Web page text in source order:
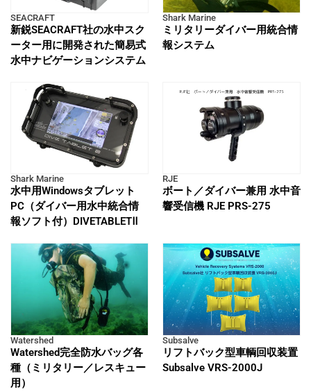
SEACRAFT
新鋭SEACRAFT社の水中スク
ーター用に開発された簡易式
水中ナビゲーションシステム
Shark Marine
ミリタリーダイバー用統合情
報システム
Shark Marine
水中用Windowsタブレット
PC（ダイバー用水中統合情
報ソフト付）DIVETABLETⅡ
RJE
ボート／ダイバー兼用 水中音
響受信機 RJE PRS-275
Watershed
Watershed完全防水バッグ各
種（ミリタリー／レスキュー
用）
Subsalve
リフトバック型車輌回収装置
Subsalve VRS-2000J